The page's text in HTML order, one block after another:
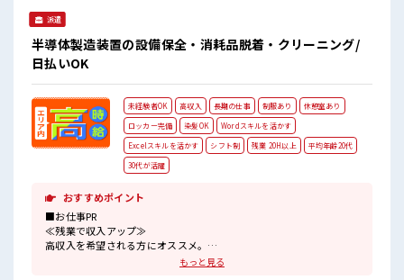
派遣
半導体製造装置の設備保全・消耗品脱着・クリーニング/
日払いOK
未経験者OK 高収入 長期の仕事 制服あり
休憩室あり
ロッカー完備
染髪OK
Wordスキルを活かす
Excelスキルを活かす
シフト制 残業 20H以上
平均年齢20代
30代が活躍
おすすめポイント
■お仕事PR
≪残業で収入アップ≫
高収入を希望される方にオススメ。
残業は月20時間以上あります♪もっと見る